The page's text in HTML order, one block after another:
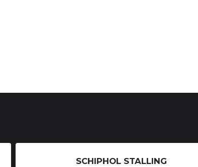
SCHIPHOL STALLING